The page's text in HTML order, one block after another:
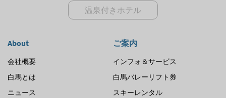
温泉付きホテル
About
会社概要
白馬とは
ニュース
ご案内
インフォ＆サービス
白馬バレーリフト券
スキーレンタル